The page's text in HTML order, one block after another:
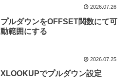
2026.07.26
プルダウンをOFFSET関数にて可
動範囲にする
2026.07.25
XLOOKUPでプルダウン設定